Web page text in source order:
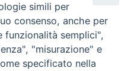
simili per
consenso, anche per
funzionalità semplici",
"misurazione" e
specificato nella